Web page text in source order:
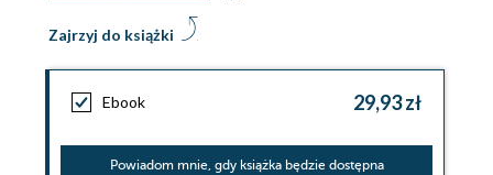
Zajrzyj do książki
Ebook 29,93 zł
Powiadom mnie, gdy książka będzie dostępna